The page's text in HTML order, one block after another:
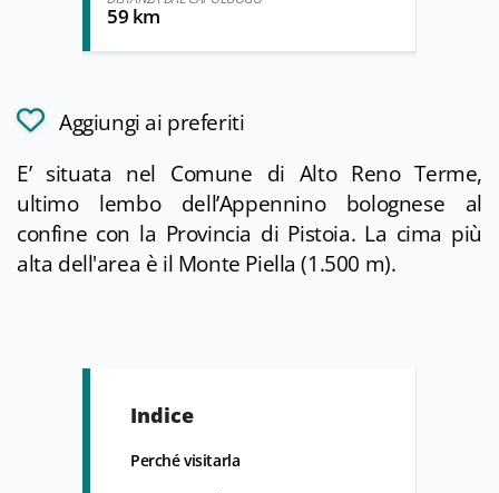
59 km
Aggiungi ai preferiti
E’ situata nel Comune di Alto Reno Terme,
ultimo lembo dell’Appennino bolognese al
confine con la Provincia di Pistoia. La cima più
alta dell'area è il Monte Piella (1.500 m).
Indice
Perché visitarla